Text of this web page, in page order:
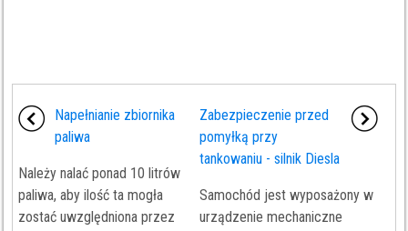
Napełnianie zbiornika
paliwa
Należy nalać ponad 10 litrów
paliwa, aby ilość ta mogła
zostać uwzględniona przez
Zabezpieczenie przed
pomyłką przy
tankowaniu - silnik Diesla
Samochód jest wyposażony w
urządzenie mechaniczne